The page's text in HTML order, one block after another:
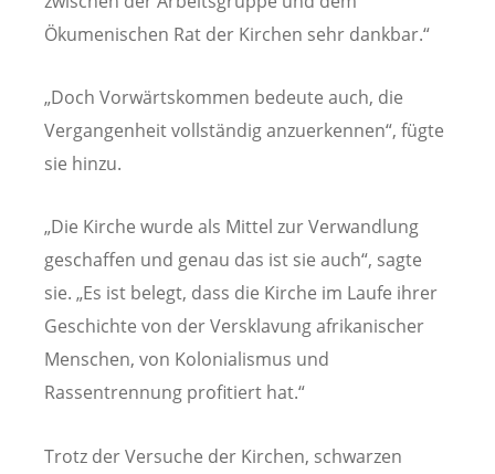
Ökumenischen Rat der Kirchen sehr dankbar.“
„Doch Vorwärtskommen bedeute auch, die
Vergangenheit vollständig anzuerkennen“, fügte
sie hinzu.
„Die Kirche wurde als Mittel zur Verwandlung
geschaffen und genau das ist sie auch“, sagte
sie. „Es ist belegt, dass die Kirche im Laufe ihrer
Geschichte von der Versklavung afrikanischer
Menschen, von Kolonialismus und
Rassentrennung profitiert hat.“
Trotz der Versuche der Kirchen, schwarzen